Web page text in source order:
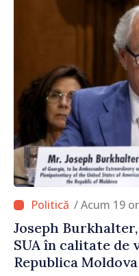
/ Acum 19
Joseph
SUA în calitate de
Republica Moldova